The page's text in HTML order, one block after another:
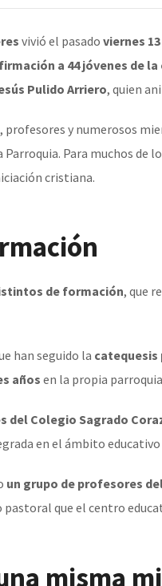
vivió el pasado viernes
a 44 jóvenes de
Pulido Arriero, quien
y numerosos
Para muchos
cristiana.
de formación, que
han seguido la catequesis
años en la propia
del Colegio Sagrado
en el ámbito
un grupo de profesores
que el centro
misma